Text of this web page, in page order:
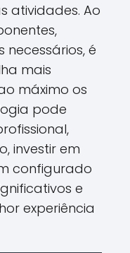
atividades. Ao
é
mais
máximo os
pode
investir em
configurado
e
experiência